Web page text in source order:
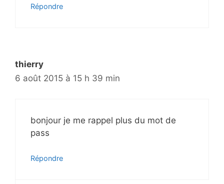
Répondre
thierry
6 août 2015 à 15 h 39 min
bonjour je me rappel plus du mot de
pass
Répondre